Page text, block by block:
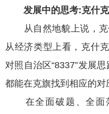
发展中的思考:克什
从自然地貌上说，克
从经济类型上看，克什
对照自治区“8337”发展
都能在克旗找到相应的对
在全面破题、全面落